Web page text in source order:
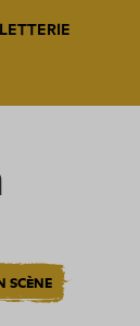
SCÈNE